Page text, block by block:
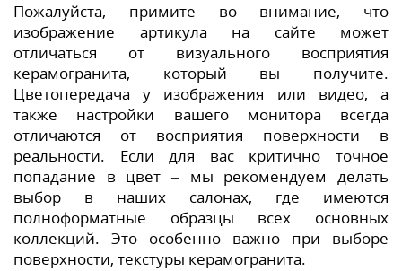
Пожалуйста, примите во внимание, что
изображение артикула на сайте может
отличаться от визуального восприятия
керамогранита, который вы получите.
Цветопередача у изображения или видео, а
также настройки вашего монитора всегда
отличаются от восприятия поверхности в
реальности. Если для вас критично точное
попадание в цвет – мы рекомендуем делать
выбор в наших салонах, где имеются
полноформатные образцы всех основных
коллекций. Это особенно важно при выборе
поверхности, текстуры керамогранита.